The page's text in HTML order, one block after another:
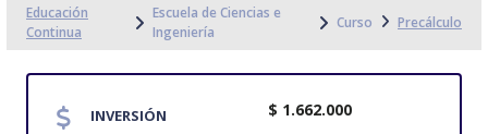
Educación
Continua
Escuela de Ciencias e
Ingeniería
Curso Precálculo
INVERSIÓN $ 1.662.000